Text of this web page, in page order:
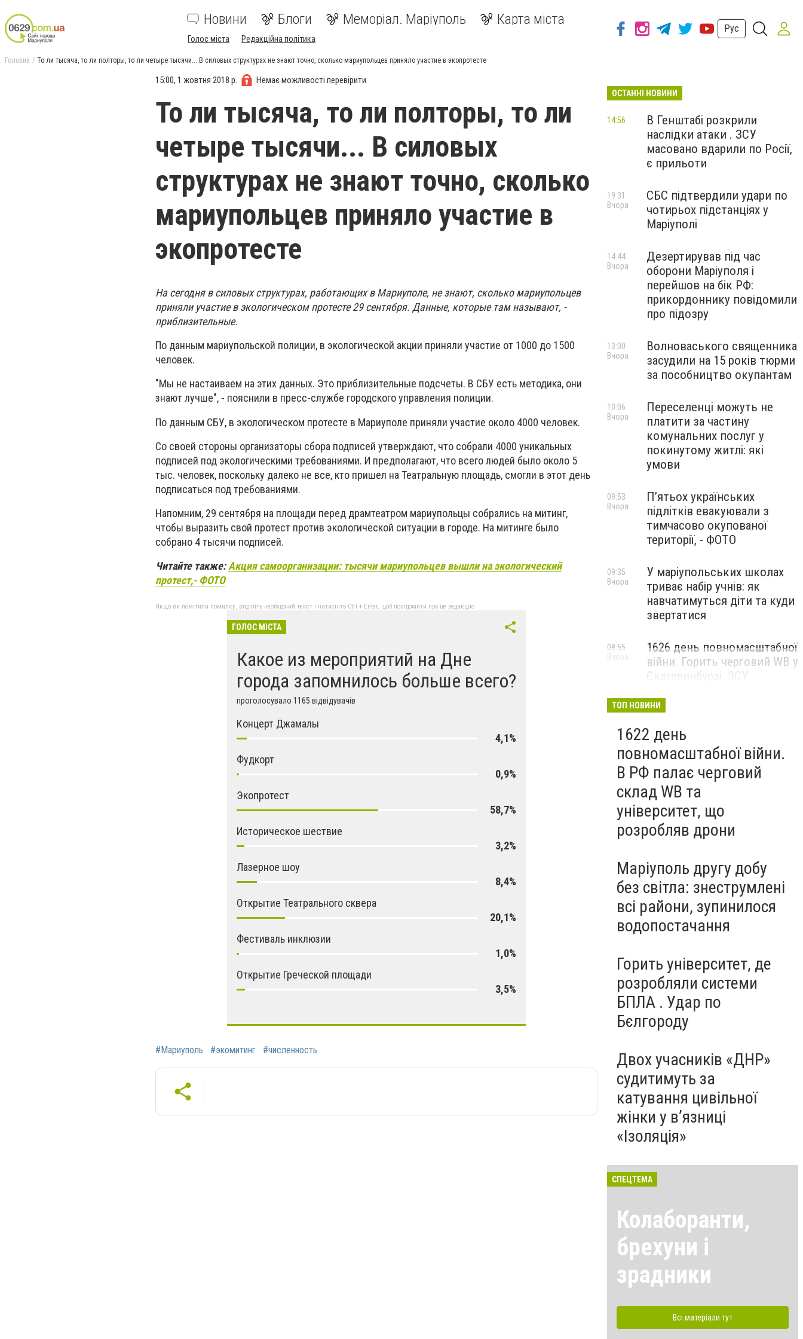
Новини Блоги Меморіал. Маріуполь Карта міста
Голос міста Редакційна політика
Рус
Головна То ли тысяча, то ли полторы, то ли четыре тысячи... В силовых структурах не знают точно, сколько мариупольцев приняло участие в экопротесте
15:00, 1 жовтня 2018 р. Немає можливості перевірити
То ли тысяча, то ли полторы, то ли
четыре тысячи... В силовых
структурах не знают точно, сколько
мариупольцев приняло участие в
экопротесте
На сегодня в силовых структурах, работающих в Мариуполе, не знают, сколько мариупольцев
приняли участие в экологическом протесте 29 сентября. Данные, которые там называют, -
приблизительные.
По данным мариупольской полиции, в экологической акции приняли участие от 1000 до 1500
человек.
"Мы не настаиваем на этих данных. Это приблизительные подсчеты. В СБУ есть методика, они
знают лучше", - пояснили в пресс-службе городского управления полиции.
По данным СБУ, в экологическом протесте в Мариуполе приняли участие около 4000 человек.
Со своей стороны организаторы сбора подписей утверждают, что собрали 4000 уникальных
подписей под экологическими требованиями. И предполагают, что всего людей было около 5
тыс. человек, поскольку далеко не все, кто пришел на Театральную площадь, смогли в этот день
подписаться под требованиями.
Напомним, 29 сентября на площади перед драмтеатром мариупольцы собрались на митинг,
чтобы выразить свой протест против экологической ситуации в городе. На митинге было
собрано 4 тысячи подписей.
Читайте также:Акция самоорганизации: тысячи мариупольцев вышли на экологический
протест,- ФОТО
Якщо ви помітили помилку, виділіть необхідний текст і натисніть Ctrl + Enter, щоб повідомити про це редакцію
ГОЛОС МІСТА
Какое из мероприятий на Дне
города запомнилось больше всего?
проголосувало 1165 відвідувачів
Концерт Джамалы
4,1%
Фудкорт
0,9%
Экопротест
58,7%
Историческое шествие
3,2%
Лазерное шоу
8,4%
Открытие Театрального сквера
20,1%
Фестиваль инклюзии
1,0%
Открытие Греческой площади
3,5%
#Мариуполь #экомитинг #численность
ОСТАННІ НОВИНИ
В Генштабі розкрили
наслідки атаки . ЗСУ
масовано вдарили по Росії,
є прильоти
14:56
СБС підтвердили удари по
чотирьох підстанціях у
Маріуполі
19:31
Вчора
Дезертирував під час
оборони Маріуполя і
перейшов на бік РФ:
прикордоннику повідомили
про підозру
14:44
Вчора
Волноваського священника
засудили на 15 років тюрми
за пособництво окупантам
13:00
Вчора
Переселенці можуть не
платити за частину
комунальних послуг у
покинутому житлі: які
умови
10:06
Вчора
П’ятьох українських
підлітків евакуювали з
тимчасово окупованої
території, - ФОТО
09:53
Вчора
У маріупольських школах
триває набір учнів: як
навчатимуться діти та куди
звертатися
09:35
Вчора
1626 день повномасштабної
війни. Горить черговий WB у
Єкатеринбурзі. ЗСУ
Маріуполі
08:55
Вчора
ТОП НОВИНИ
1622 день
повномасштабної війни.
В РФ палає черговий
склад WB та
університет, що
розробляв дрони
Маріуполь другу добу
без світла: знеструмлені
всі райони, зупинилося
водопостачання
Горить університет, де
розробляли системи
БПЛА . Удар по
Бєлгороду
Двох учасників «ДНР»
судитимуть за
катування цивільної
жінки у в’язниці
«Ізоляція»
СПЕЦТЕМА
Колаборанти,
брехуни і
зрадники
Всі матеріали тут